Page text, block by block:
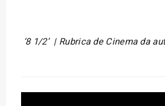
‘8 1/2’ | Rubrica de Cinema da